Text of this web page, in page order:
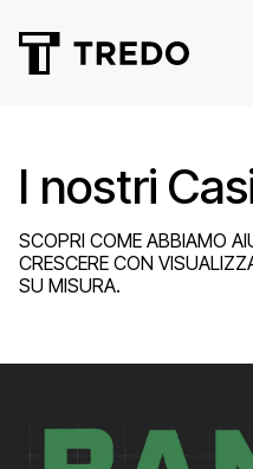
I nostri
SCOPRI COME ABBIAMO
CRESCERE CON
SU MISURA.